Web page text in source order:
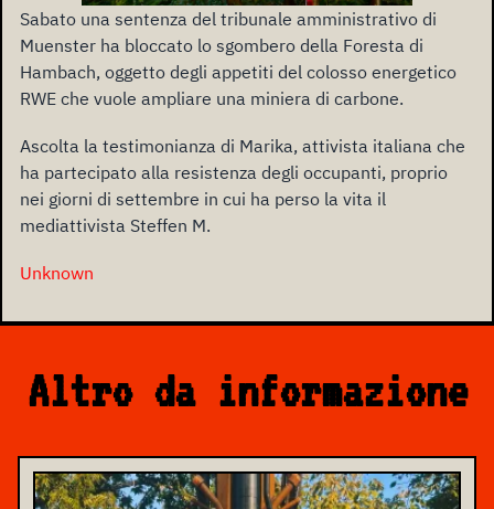
Sabato una sentenza del tribunale amministrativo di
Muenster ha bloccato lo sgombero della Foresta di
Hambach, oggetto degli appetiti del colosso energetico
RWE che vuole ampliare una miniera di carbone.
Ascolta la testimonianza di Marika, attivista italiana che
ha partecipato alla resistenza degli occupanti, proprio
nei giorni di settembre in cui ha perso la vita il
mediattivista Steffen M.
Unknown
Altro da informazione